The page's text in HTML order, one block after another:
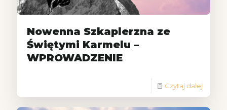
Nowenna Szkaplerzna ze
Świętymi Karmelu –
WPROWADZENIE
Czytaj dalej